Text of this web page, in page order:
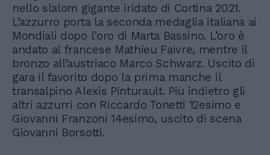
nello slalom gigante iridato di Cortina 2021.
L’azzurro porta la seconda medaglia italiana ai
Mondiali dopo l'oro di Marta Bassino. L’oro è
andato al francese Mathieu Faivre, mentre il
bronzo all’austriaco Marco Schwarz. Uscito di
gara il favorito dopo la prima manche il
transalpino Alexis Pinturault. Più indietro gli
altri azzurri con Riccardo Tonetti 12esimo e
Giovanni Franzoni 14esimo, uscito di scena
Giovanni Borsotti.